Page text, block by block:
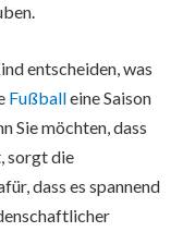
entscheiden, was
Fußballeine Saison
Sie möchten, dass
sorgt die
dass es spannend